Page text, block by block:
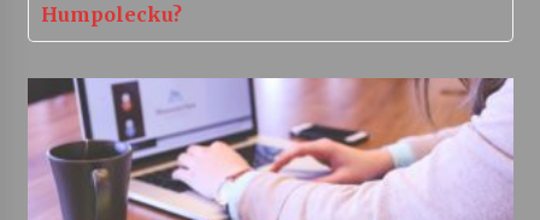
Humpolecku?